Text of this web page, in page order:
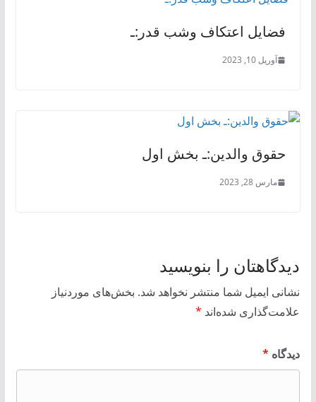
فضایل اعتکاف وشب قدر:ـ
آوریل 10, 2023
حقوق والدین:ـ بخش اول
مارس 28, 2023
دیدگاهتان را بنویسید
نشانی ایمیل شما منتشر نخواهد شد. بخش‌های موردنیاز
علامت‌گذاری شده‌اند *
دیدگاه *